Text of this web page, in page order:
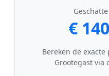
€ 140
Bereken de
Grootegast via